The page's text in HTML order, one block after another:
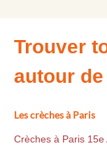
Trouver
autour
Les crèches à Paris
Crèches à Paris